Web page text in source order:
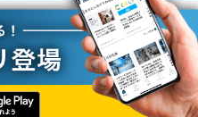
アが「HR×MaaS」プロジェクト始動
、パーソルキャリア